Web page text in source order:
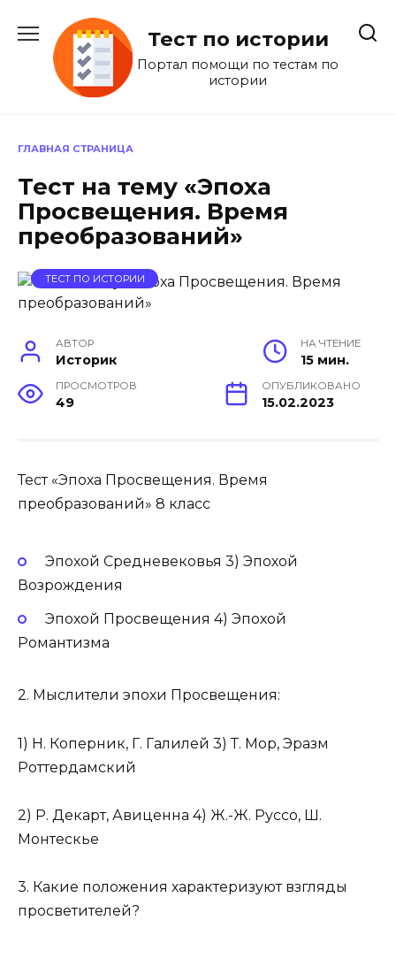
содержанию
Тест по истории
Портал помощи по тестам по
истории
ГЛАВНАЯ СТРАНИЦА
Тест на тему «Эпоха
Просвещения. Время
преобразований»
ТЕСТ ПО ИСТОРИИ
АВТОР
Историк
НА ЧТЕНИЕ
15 мин.
ПРОСМОТРОВ
49
ОПУБЛИКОВАНО
15.02.2023
Тест «Эпоха Просвещения. Время
преобразований» 8 класс
Эпохой Средневековья 3) Эпохой
Возрождения
Эпохой Просвещения 4) Эпохой
Романтизма
2. Мыслители эпохи Просвещения:
1) Н. Коперник, Г. Галилей 3) Т. Мор, Эразм
Роттердамский
2) Р. Декарт, Авиценна 4) Ж.-Ж. Руссо, Ш.
Монтескье
3. Какие положения характеризуют взгляды
просветителей?